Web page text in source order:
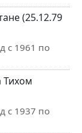
(25.12.79
с 1961 по
Тихом
с 1937 по